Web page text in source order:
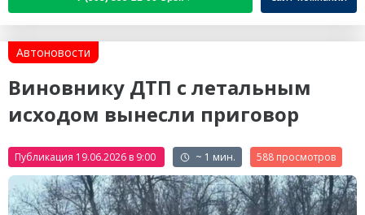
Автоновости
Виновнику ДТП с летальным
исходом вынесли приговор
Публикация 19.06.2026 в 9:00 ~ 1 мин. 588